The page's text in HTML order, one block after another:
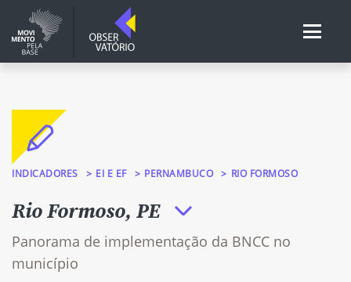
INDICADORES EI E EF PERNAMBUCO RIO FORMOSO
Rio Formoso, PE
Panorama de implementação da BNCC no
município